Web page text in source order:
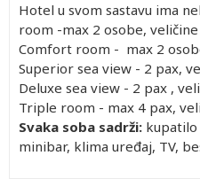
Hotel u svom sastavu ima
room -max 2 osobe,
Comfort room - max 2
Superior sea view - 2 pax,
Deluxe sea view - 2 pax ,
Triple room - max 4 pax,
Svaka soba sadrži: kupatilo
minibar, klima uređaj, TV,